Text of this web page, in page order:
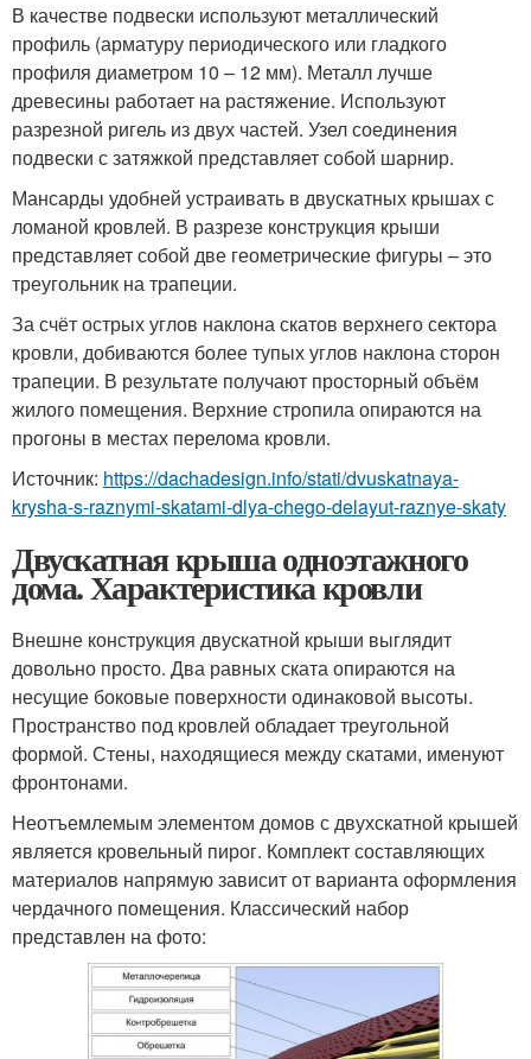
В качестве подвески используют металлический
профиль (арматуру периодического или гладкого
профиля диаметром 10 – 12 мм). Металл лучше
древесины работает на растяжение. Используют
разрезной ригель из двух частей. Узел соединения
подвески с затяжкой представляет собой шарнир.
Мансарды удобней устраивать в двускатных крышах с
ломаной кровлей. В разрезе конструкция крыши
представляет собой две геометрические фигуры – это
треугольник на трапеции.
За счёт острых углов наклона скатов верхнего сектора
кровли, добиваются более тупых углов наклона сторон
трапеции. В результате получают просторный объём
жилого помещения. Верхние стропила опираются на
прогоны в местах перелома кровли.
Источник: https://dachadesign.info/stati/dvuskatnaya-
krysha-s-raznymi-skatami-dlya-chego-delayut-raznye-skaty
Двускатная крыша одноэтажного
дома. Характеристика кровли
Внешне конструкция двускатной крыши выглядит
довольно просто. Два равных ската опираются на
несущие боковые поверхности одинаковой высоты.
Пространство под кровлей обладает треугольной
формой. Стены, находящиеся между скатами, именуют
фронтонами.
Неотъемлемым элементом домов с двухскатной крышей
является кровельный пирог. Комплект составляющих
материалов напрямую зависит от варианта оформления
чердачного помещения. Классический набор
представлен на фото: